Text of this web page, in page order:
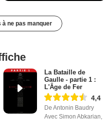
à ne pas manquer
La Bataille de
Gaulle - partie 1 :
L'Âge de Fer
4,4
De Antonin Baudry
Avec Simon Abkarian,